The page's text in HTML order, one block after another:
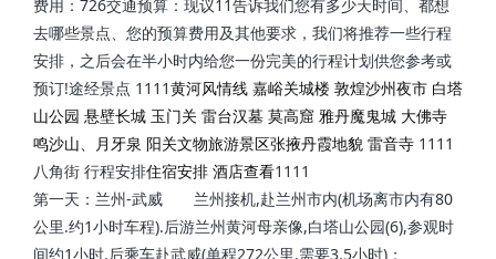
费用：726交通预算：现议11告诉我们您有多少天时间、都想
去哪些景点、您的预算费用及其他要求，我们将推荐一些行程
安排，之后会在半小时内给您一份完美的行程计划供您参考或
预订!途经景点 1111黄河风情线 嘉峪关城楼 敦煌沙州夜市 白塔
山公园 悬壁长城 玉门关 雷台汉墓 莫高窟 雅丹魔鬼城 大佛寺
鸣沙山、月牙泉 阳关文物旅游景区张掖丹霞地貌 雷音寺 1111
八角街 行程安排住宿安排 酒店查看1111
第一天：兰州-武威 兰州接机,赴兰州市内(机场离市内有80
公里.约1小时车程).后游兰州黄河母亲像,白塔山公园(6),参观时
间约1小时.后乘车赴武威(单程272公里.需要3.5小时)；